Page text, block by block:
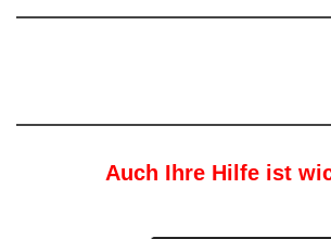
Auch Ihre Hilfe ist